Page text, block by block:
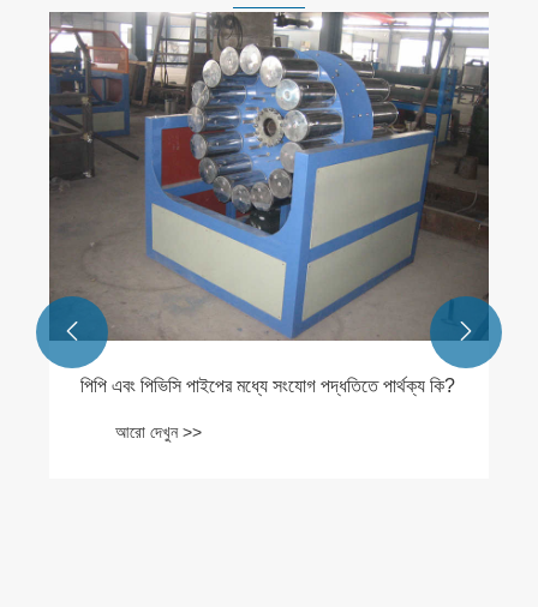
পিপি এবং পিভিসি পাইপের মধ্যে সংযোগ পদ্ধতিতে পার্থক্য কি?
আরো দেখুন >>
 